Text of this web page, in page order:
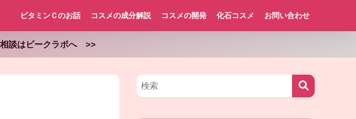
ビタミンＣのお話 コスメの成分解説 コスメの開発 化石コスメ お問い合わせ
談はビークラボへ >>